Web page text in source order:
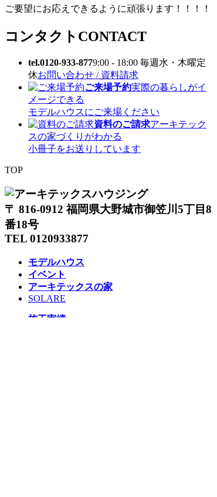
ご要望にお応えできるように頑張ります！！！！
コンタクト CONTACT
tel.0120-933-8779:00 - 18:00 毎週水・木曜定
休お問い合わせ / 資料請求
ご来場予約実際の暮らしがイ
メージできる
モデルハウスにご来場ください
資料のご請求アーキテック
スの家づくりがわかる
小冊子をお送りしています
TOP
〒 816-0912 福岡県大野城市御笠川5丁目8
番18号
TEL 0120933877
モデルハウス
イベント
アーキテックスの家
SOLARE
施工実績